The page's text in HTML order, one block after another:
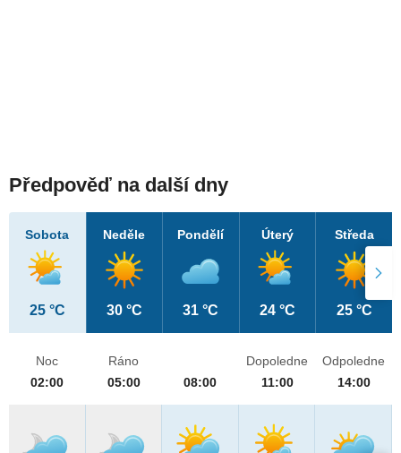
Předpověď na další dny
Sobota
25 °C
Neděle
30 °C
Pondělí
31 °C
Úterý
24 °C
Středa
25 °C
Noc
02:00
Ráno
05:00
08:00
Dopoledne
11:00
Odpoledne
14:00